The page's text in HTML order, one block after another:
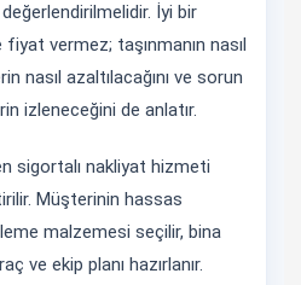
İyi bir
vermez; taşınmanın nasıl
nasıl azaltılacağını ve sorun
izleneceğini de anlatır.
sigortalı nakliyat hizmeti
Müşterinin hassas
malzemesi seçilir, bina
ve ekip planı hazırlanır.